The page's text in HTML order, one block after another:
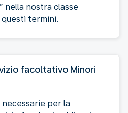
nella nostra classe
termini.
facoltativo Minori
per la